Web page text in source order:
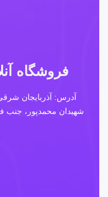
فروشگاه
آدرس: آذربایجان
شهیدان محمدپور، جنب